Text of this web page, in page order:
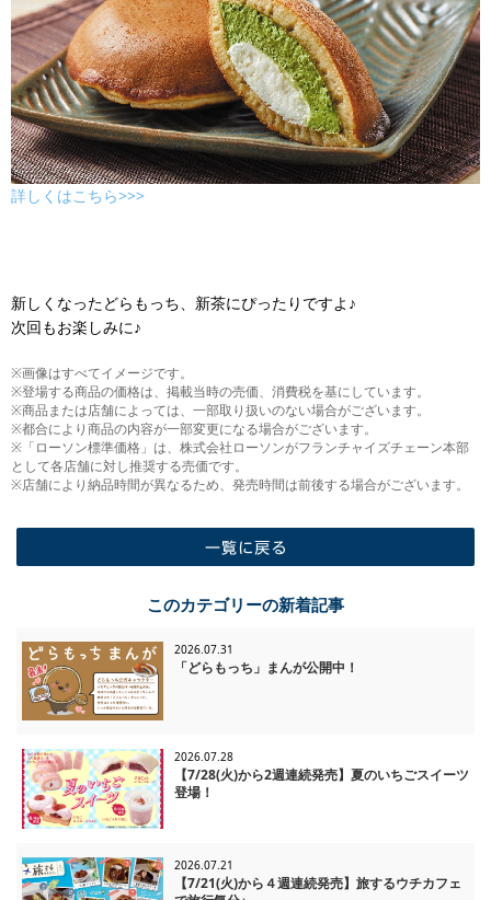
詳しくはこちら>>>
新しくなったどらもっち、新茶にぴったりですよ♪
次回もお楽しみに♪
※画像はすべてイメージです。
※登場する商品の価格は、掲載当時の売価、消費税を基にしています。
※商品または店舗によっては、一部取り扱いのない場合がございます。
※都合により商品の内容が一部変更になる場合がございます。
※「ローソン標準価格」は、株式会社ローソンがフランチャイズチェーン本部
として各店舗に対し推奨する売価です。
※店舗により納品時間が異なるため、発売時間は前後する場合がございます。
このカテゴリーの新着記事
2026.07.31
「どらもっち」まんが公開中！
2026.07.28
【7/28(火)から2週連続発売】夏のいちごスイーツ
登場！
2026.07.21
【7/21(火)から４週連続発売】旅するウチカフェ